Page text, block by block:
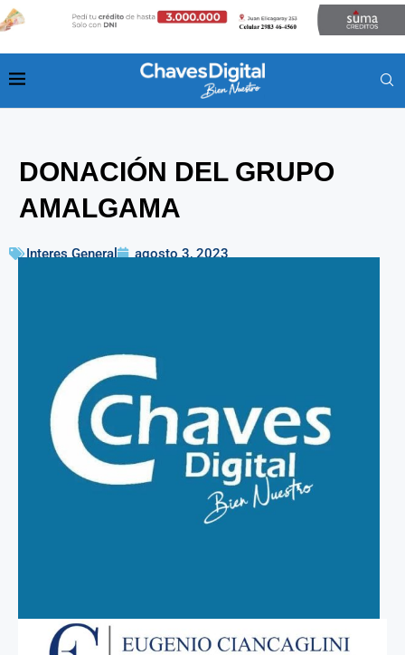
DONACIÓN DEL GRUPO
AMALGAMA
Interes General agosto 3, 2023